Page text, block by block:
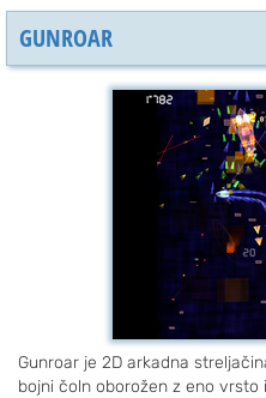
GUNROAR
Gunroar je 2D arkadna
bojni čoln oborožen z eno